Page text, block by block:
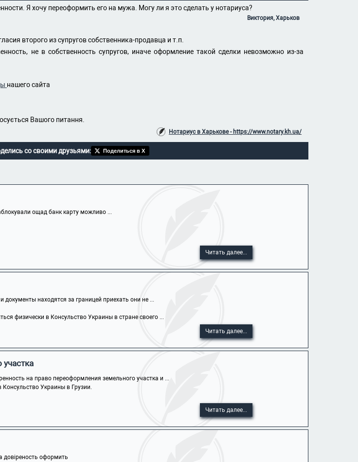
Я хочу переоформить его на мужа. Могу ли я это сделать у нотариуса?
Виктория, Харьков
второго из супругов собственника-продавца и т.п.
не в собственность супругов, иначе оформление такой сделки невозможно из-за
нашего сайта
Вашого питання.
Нотариус в Харькове - https://www.notary.kh.ua/
со своими друзьями: Поделиться в X
ощад банк карту можливо ...
Читать далее...
документы находятся за границей приехать они не ...
физически в Консульство Украины в стране своего ...
Читать далее...
на право переоформления земельного участка и ...
Консульство Украины в Грузии.
Читать далее...
довіреность оформить